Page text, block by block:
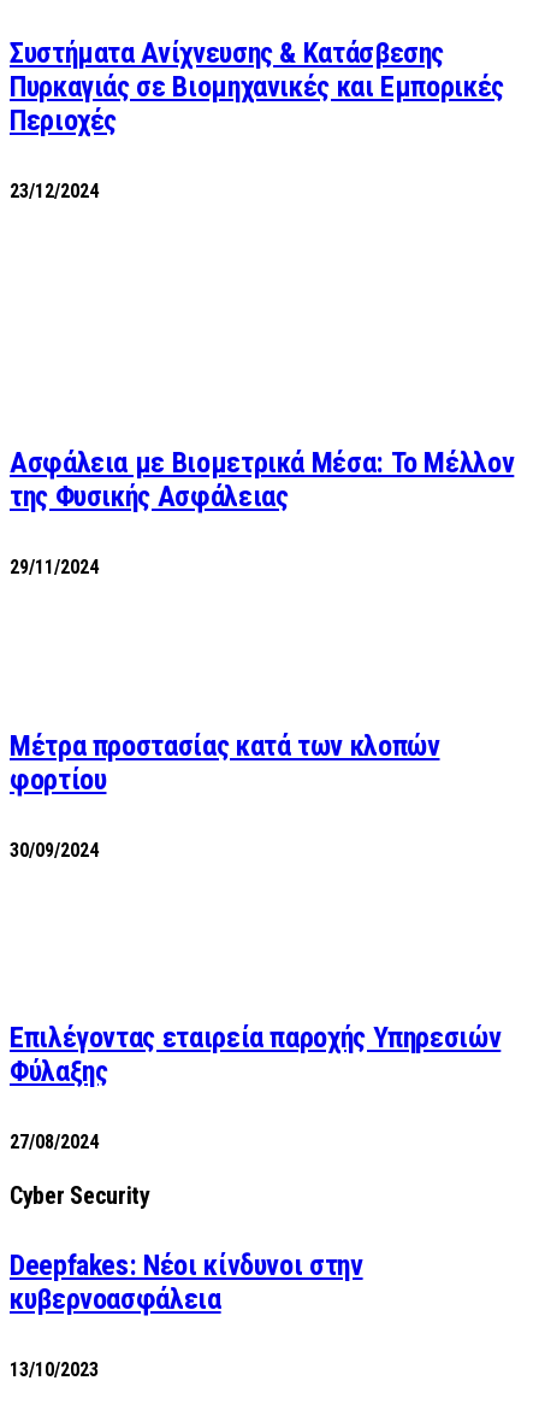
Συστήματα Ανίχνευσης & Κατάσβεσης
Πυρκαγιάς σε Βιομηχανικές και Εμπορικές
Περιοχές
23/12/2024
Ασφάλεια με Βιομετρικά Μέσα: Το Μέλλον
της Φυσικής Ασφάλειας
29/11/2024
Μέτρα προστασίας κατά των κλοπών
φορτίου
30/09/2024
Επιλέγοντας εταιρεία παροχής Υπηρεσιών
Φύλαξης
27/08/2024
Cyber Security
Deepfakes: Νέοι κίνδυνοι στην
κυβερνοασφάλεια
13/10/2023